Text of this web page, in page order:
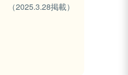
（2025.3.28掲載）